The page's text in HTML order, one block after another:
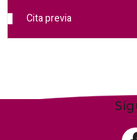
Cita previa